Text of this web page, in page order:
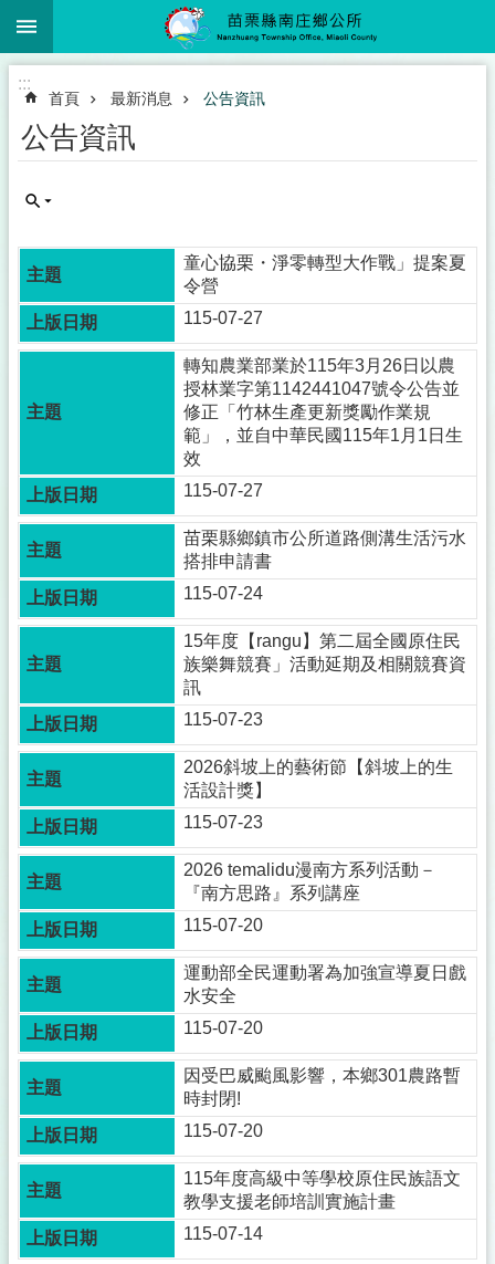
跳到主要內容區塊
:::
首頁 最新消息 公告資訊
公告資訊
童心協栗・淨零轉型大作戰」提案夏
令營
115-07-27
轉知農業部業於115年3月26日以農
授林業字第1142441047號令公告並
修正「竹林生產更新獎勵作業規
範」，並自中華民國115年1月1日生
效
115-07-27
苗栗縣鄉鎮市公所道路側溝生活污水
搭排申請書
115-07-24
15年度【rangu】第二屆全國原住民
族樂舞競賽」活動延期及相關競賽資
訊
115-07-23
2026斜坡上的藝術節【斜坡上的生
活設計獎】
115-07-23
2026 temalidu漫南方系列活動－
『南方思路』系列講座
115-07-20
運動部全民運動署為加強宣導夏日戲
水安全
115-07-20
因受巴威颱風影響，本鄉301農路暫
時封閉!
115-07-20
115年度高級中等學校原住民族語文
教學支援老師培訓實施計畫
115-07-14